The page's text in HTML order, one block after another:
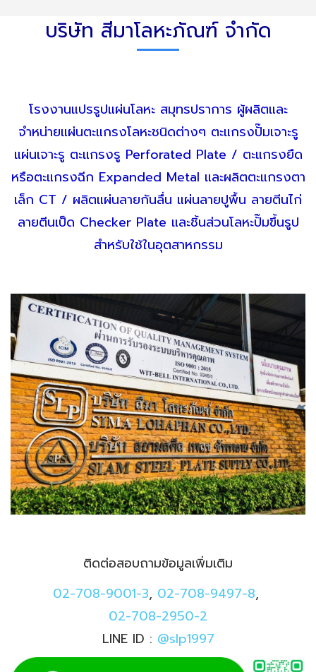
บริษัท สีมาโลหะภัณฑ์ จำกัด
โรงงานแปรรูปแผ่นโลหะ สมุทรปราการ ผู้ผลิตและ
จำหน่ายแผ่นตะแกรงโลหะชนิดต่างๆ ตะแกรงปั๊มเจาะรู
แผ่นเจาะรู ตะแกรงรู Perforated Plate / ตะแกรงยืด
หรือตะแกรงฉีก Expanded Metal และผลิตตะแกรงตา
เล็ก CT / ผลิตแผ่นลายกันลื่น แผ่นลายปูพื้น ลายตีนไก่
ลายตีนเป็ด Checker Plate และชิ้นส่วนโลหะปั๊มขึ้นรูป
สำหรับใช้ในอุตสาหกรรม
ติดต่อสอบถามข้อมูลเพิ่มเติม
02-708-9001-3, 02-708-9497-8,
02-708-2950-2
LINE ID : @slp1997